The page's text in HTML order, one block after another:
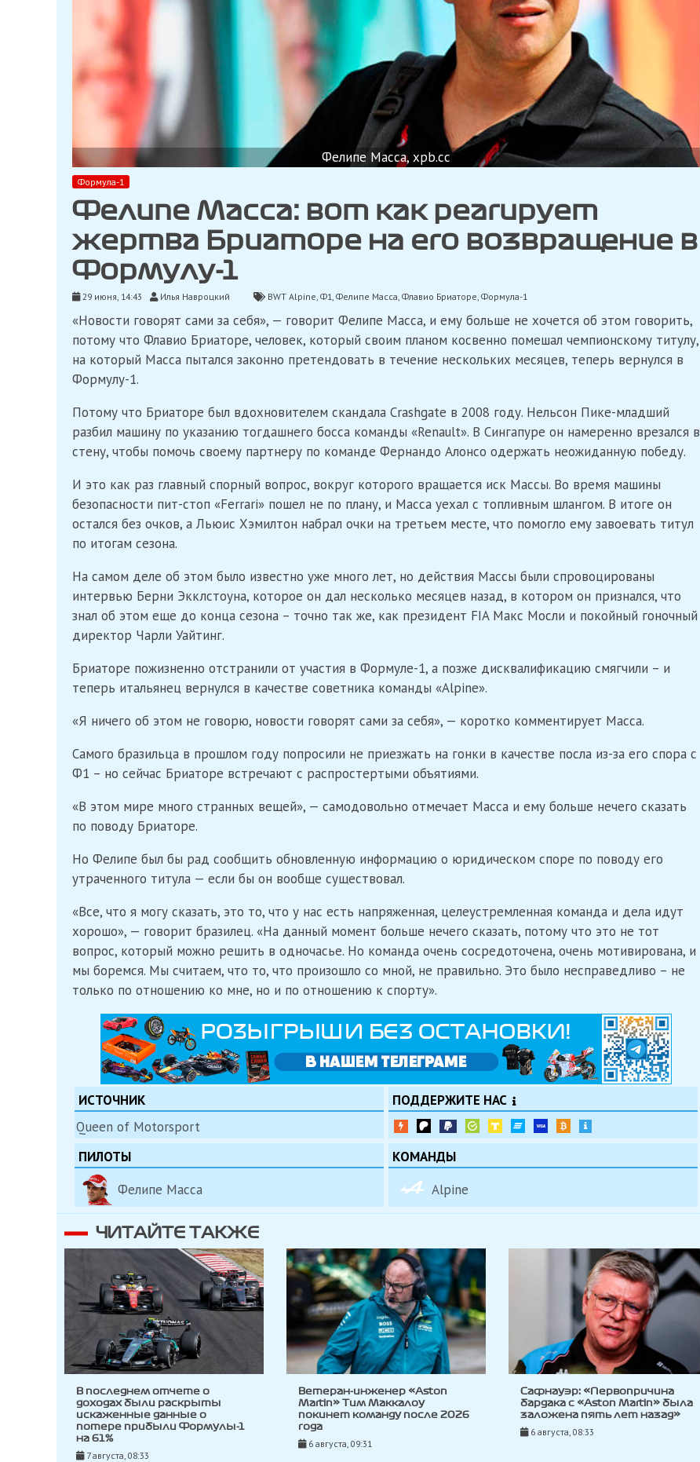
Фелипе Масса, xpb.cc
Формула-1
Фелипе Масса: вот как реагирует
жертва Бриаторе на его возвращение в
Формулу-1
29 июня, 14:43 Илья Навроцкий BWT Alpine, Ф1, Фелипе Масса, Флавио Бриаторе, Формула-1
«Новости говорят сами за себя», — говорит Фелипе Масса, и ему больше не хочется об этом говорить,
потому что Флавио Бриаторе, человек, который своим планом косвенно помешал чемпионскому титулу,
на который Масса пытался законно претендовать в течение нескольких месяцев, теперь вернулся в
Формулу-1.
Потому что Бриаторе был вдохновителем скандала Crashgate в 2008 году. Нельсон Пике-младший
разбил машину по указанию тогдашнего босса команды «Renault». В Сингапуре он намеренно врезался в
стену, чтобы помочь своему партнеру по команде Фернандо Алонсо одержать неожиданную победу.
И это как раз главный спорный вопрос, вокруг которого вращается иск Массы. Во время машины
безопасности пит-стоп «Ferrari» пошел не по плану, и Масса уехал с топливным шлангом. В итоге он
остался без очков, а Льюис Хэмилтон набрал очки на третьем месте, что помогло ему завоевать титул
по итогам сезона.
На самом деле об этом было известно уже много лет, но действия Массы были спровоцированы
интервью Берни Экклстоуна, которое он дал несколько месяцев назад, в котором он признался, что
знал об этом еще до конца сезона – точно так же, как президент FIA Макс Мосли и покойный гоночный
директор Чарли Уайтинг.
Бриаторе пожизненно отстранили от участия в Формуле-1, а позже дисквалификацию смягчили – и
теперь итальянец вернулся в качестве советника команды «Alpine».
«Я ничего об этом не говорю, новости говорят сами за себя», — коротко комментирует Масса.
Самого бразильца в прошлом году попросили не приезжать на гонки в качестве посла из-за его спора с
Ф1 – но сейчас Бриаторе встречают с распростертыми объятиями.
«В этом мире много странных вещей», — самодовольно отмечает Масса и ему больше нечего сказать
по поводу Бриаторе.
Но Фелипе был бы рад сообщить обновленную информацию о юридическом споре по поводу его
утраченного титула — если бы он вообще существовал.
«Все, что я могу сказать, это то, что у нас есть напряженная, целеустремленная команда и дела идут
хорошо», — говорит бразилец. «На данный момент больше нечего сказать, потому что это не тот
вопрос, который можно решить в одночасье. Но команда очень сосредоточена, очень мотивирована, и
мы боремся. Мы считаем, что то, что произошло со мной, не правильно. Это было несправедливо – не
только по отношению ко мне, но и по отношению к спорту».
ИСТОЧНИК
Queen of Motorsport
ПОДДЕРЖИТЕ НАС
ПИЛОТЫ
Фелипе Масса
КОМАНДЫ
Alpine
ЧИТАЙТЕ ТАКЖЕ
В последнем отчете о
доходах были раскрыты
искаженные данные о
потере прибыли Формулы-1
на 61%
7 августа, 08:33
Ветеран-инженер «Aston
Martin» Тим Маккалоу
покинет команду после 2026
года
6 августа, 09:31
Сафнауэр: «Первопричина
бардака с «Aston Martin» была
заложена пять лет назад»
6 августа, 08:33